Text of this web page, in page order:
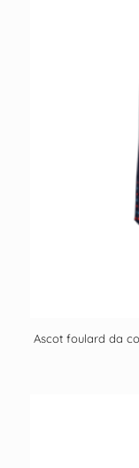
Ascot foulard da